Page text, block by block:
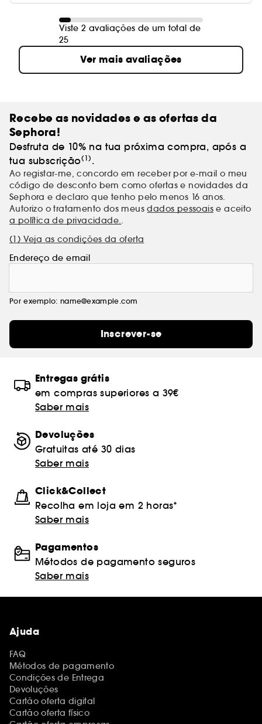
Viste 2 avaliações de um total de
25
Ver mais avaliações
Recebe as novidades e as ofertas da
Sephora!
Desfruta de 10% na tua próxima compra, após a
tua subscrição(1) .
Ao registar-me, concordo em receber por e-mail o meu
código de desconto bem como ofertas e novidades da
Sephora e declaro que tenho pelo menos 16 anos.
Autorizo o tratamento dos meusdados pessoais e aceito
a política de privacidade..
(1) Veja as condições da oferta
Endereço de email
Por exemplo: name@example.com
Inscrever-se
Entregas grátis
em compras superiores a 39€
Saber mais
Devoluções
Gratuitas até 30 dias
Saber mais
Click&Collect
Recolha em loja em 2 horas*
Saber mais
Pagamentos
Métodos de pagamento seguros
Saber mais
Ajuda
FAQ
Métodos de pagamento
Condições de Entrega
Devoluções
Cartão oferta digital
Cartão oferta físico